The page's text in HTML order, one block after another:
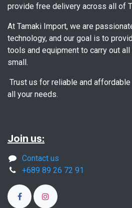
provide free delivery across all of
At Tamaki Import, we are
technology, and our goal is to
tools and equipment to carry out
small.
Trust us for reliable and
all your needs.
Join us:
Contact us
+689 89 26 72 91